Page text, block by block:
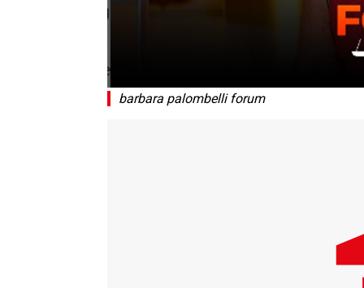
barbara palombelli forum